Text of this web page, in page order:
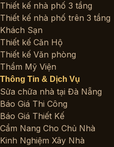
Thiết kế nhà phố 3 tầng
Thiết kế nhà phố trên 3 tầng
Khách Sạn
Thiết kế Căn Hộ
Thiết kế Văn phòng
Thẩm Mỹ Viện
Thông Tin & Dịch Vụ
Sửa chữa nhà tại Đà Nẵng
Báo Giá Thi Công
Báo Giá Thiết Kế
Cẩm Nang Cho Chủ Nhà
Kinh Nghiệm Xây Nhà